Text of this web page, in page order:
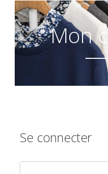
Mon
Se connecter